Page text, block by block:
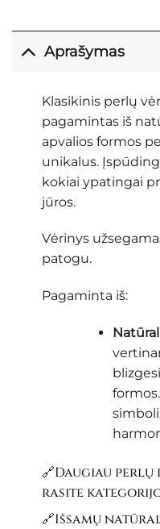
Aprašymas
Klasikinis perlų
pagamintas iš
apvalios formos
unikalus.
kokiai ypatingai
jūros.
Vėrinys
patogu.
Pagaminta iš:
🔗Daugiau perlų
rasite
🔗Išsamų